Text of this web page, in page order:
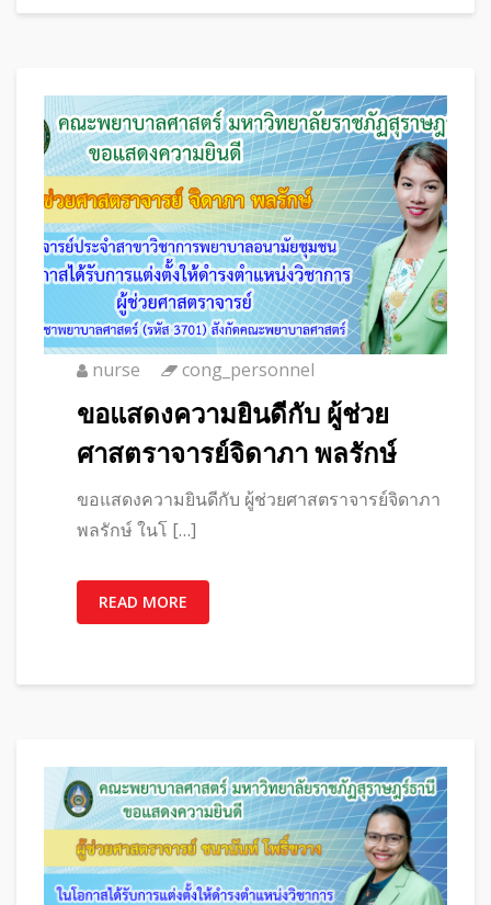
nurse cong_personnel
ขอแสดงความยินดีกับ ผู้ช่วย
ศาสตราจารย์จิดาภา พลรักษ์
ขอแสดงความยินดีกับ ผู้ช่วยศาสตราจารย์จิดาภา
พลรักษ์ ในโ […]
READ MORE